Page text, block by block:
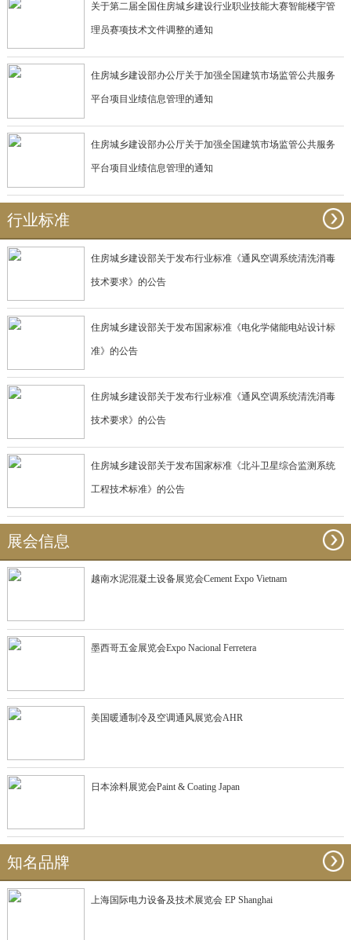
关于第二届全国住房城乡建设行业职业技能大赛智能楼宇管
理员赛项技术文件调整的通知
住房城乡建设部办公厅关于加强全国建筑市场监管公共服务
平台项目业绩信息管理的通知
住房城乡建设部办公厅关于加强全国建筑市场监管公共服务
平台项目业绩信息管理的通知
行业标准
住房城乡建设部关于发布行业标准《通风空调系统清洗消毒
技术要求》的公告
住房城乡建设部关于发布国家标准《电化学储能电站设计标
准》的公告
住房城乡建设部关于发布行业标准《通风空调系统清洗消毒
技术要求》的公告
住房城乡建设部关于发布国家标准《北斗卫星综合监测系统
工程技术标准》的公告
展会信息
越南水泥混凝土设备展览会Cement Expo Vietnam
墨西哥五金展览会Expo Nacional Ferretera
美国暖通制冷及空调通风展览会AHR
日本涂料展览会Paint & Coating Japan
知名品牌
上海国际电力设备及技术展览会 EP Shanghai